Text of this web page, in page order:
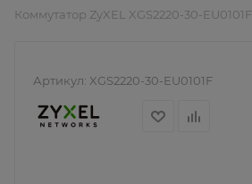
Коммутатор ZyXEL XGS2220-30-EU0101F
Артикул: XGS2220-30-EU0101F